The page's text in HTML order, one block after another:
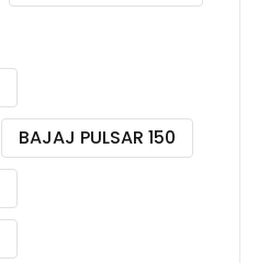
BAJAJ PULSAR 150